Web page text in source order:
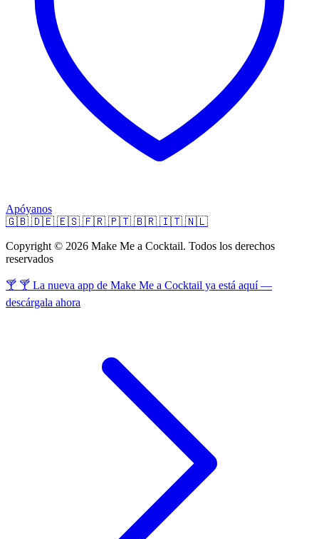
Apóyanos
🇬🇧 🇩🇪 🇪🇸 🇫🇷 🇵🇹 🇧🇷 🇮🇹 🇳🇱
Copyright © 2026 Make Me a Cocktail. Todos los derechos
reservados
🍸 🍸 La nueva app de Make Me a Cocktail ya está aquí —
descárgala ahora